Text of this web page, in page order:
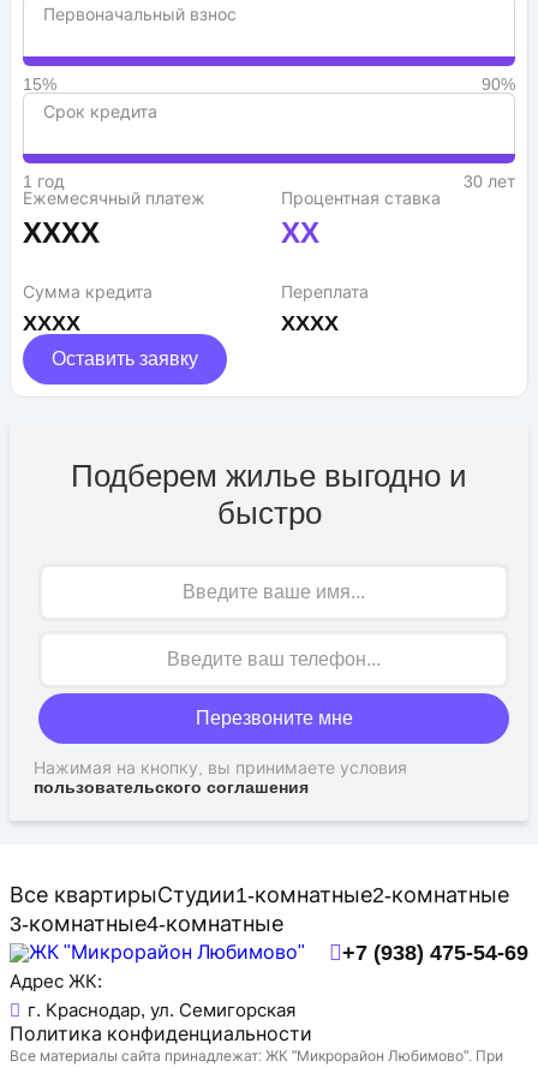
Первоначальный взнос
15%
90%
Срок кредита
1 год
30 лет
Ежемесячный платеж
XXXX
Процентная ставка
XX
Сумма кредита
XXXX
Переплата
XXXX
Оставить заявку
Подберем жилье выгодно и
быстро
Перезвоните мне
Нажимая на кнопку, вы принимаете условия
пользовательского соглашения
Все квартирыСтудии1-комнатные2-комнатные
3-комнатные4-комнатные
Адрес ЖК:
г. Краснодар, ул. Семигорская
+7 (938) 475-54-69
Политика конфиденциальности
Все материалы сайта принадлежат: ЖК "Микрорайон Любимово". При